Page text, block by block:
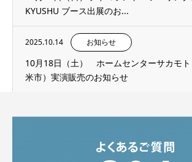
KYUSHU ブース出展のお...
2025.10.14 お知らせ
10月18日（土） ホームセンターサカモト
米市）実演販売のお知らせ